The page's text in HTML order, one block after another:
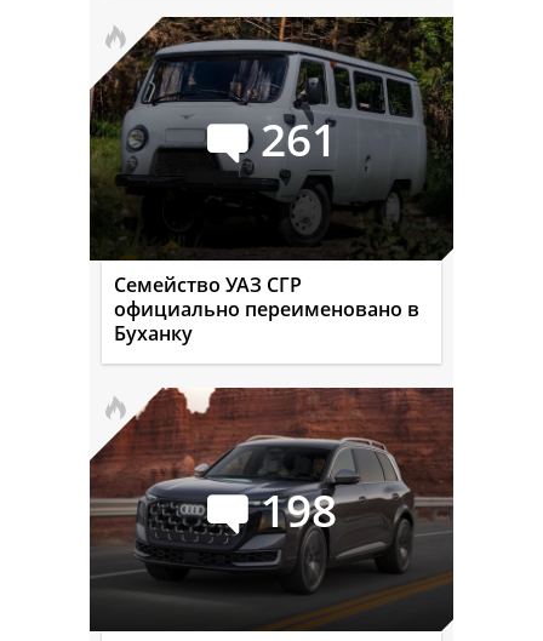
261
Семейство УАЗ СГР
официально переименовано в
Буханку
198